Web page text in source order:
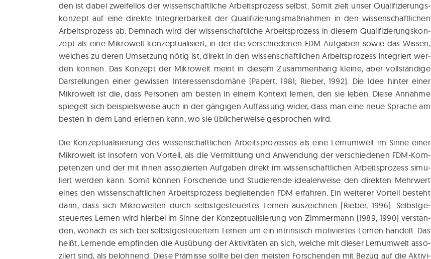
den ist dabei zwei­fel­los der wis­sen­schaft­li­che Arbeits­pro­zess selbst. Somit zielt unser Qua­li­fi­zie­rungs­
kon­zept auf eine direk­te Inte­grier­bar­keit der Qua­li­fi­zie­rungs­maß­nah­men in den wis­sen­schaft­li­chen
Arbeits­pro­zess ab. Dem­nach wird der wis­sen­schaft­li­che Arbeits­pro­zess in die­sem Qua­li­fi­zie­rungs­kon­
zept als eine Mikro­welt kon­zep­tua­li­siert, in der die ver­schie­de­nen FDM-Auf­ga­ben sowie das Wis­sen,
wel­ches zu deren Umset­zung nötig ist, direkt in den wis­sen­schaft­li­chen Arbeits­pro­zess inte­griert wer­
den kön­nen. Das Kon­zept der Mikro­welt meint in die­sem Zusam­men­hang klei­ne, aber voll­stän­di­ge
Dar­stel­lun­gen einer gewis­sen Inter­es­sens­do­mä­ne (Papert, 1981; Rie­ber, 1992). Die Idee hin­ter einer
Mikro­welt ist die, dass Per­so­nen am bes­ten in einem Kon­text ler­nen, den sie leben. Die­se Annah­me
spie­gelt sich bei­spiels­wei­se auch in der gän­gi­gen Auf­fas­sung wider, dass man eine neue Spra­che am
bes­ten in dem Land erler­nen kann, wo sie übli­cher­wei­se gespro­chen wird.
Die Kon­zep­tua­li­sie­rung des wis­sen­schaft­li­chen Arbeits­pro­zes­ses als eine Lern­um­welt im Sin­ne einer
Mikro­welt ist inso­fern von Vor­teil, als die Ver­mitt­lung und Anwen­dung der ver­schie­de­nen FDM-Kom­
pe­ten­zen und der mit ihnen asso­zi­ier­ten Auf­ga­ben direkt im wis­sen­schaft­li­chen Arbeits­pro­zess simu­
liert wer­den kann. Somit kön­nen For­schen­de und Stu­die­ren­de idea­ler­wei­se den direk­ten Mehr­wert
eines den wis­sen­schaft­li­chen Arbeits­pro­zess beglei­ten­den FDM erfah­ren. Ein wei­te­rer Vor­teil besteht
dar­in, dass sich Mikro­wel­ten durch selbst­ge­steu­er­tes Ler­nen aus­zeich­nen (Rie­ber, 1996). Selbst­ge­
steu­er­tes Ler­nen wird hier­bei im Sin­ne der Kon­zep­tua­li­sie­rung von Zim­mer­mann (1989, 1990) ver­stan­
den, wonach es sich bei selbst­ge­steu­er­tem Ler­nen um ein intrin­sisch moti­vier­tes Ler­nen han­delt. Das
heißt, Ler­nen­de emp­fin­den die Aus­übung der Akti­vi­tä­ten an sich, wel­che mit die­ser Lern­um­welt asso­
zi­iert sind, als beloh­nend. Die­se Prä­mis­se soll­te bei den meis­ten For­schen­den mit Bezug auf die Akti­vi­